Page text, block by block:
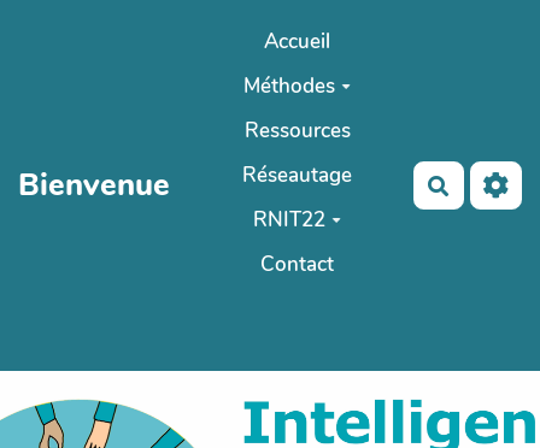
Bienvenue
Accueil
Méthodes
Ressources
Réseautage
RNIT22
Contact